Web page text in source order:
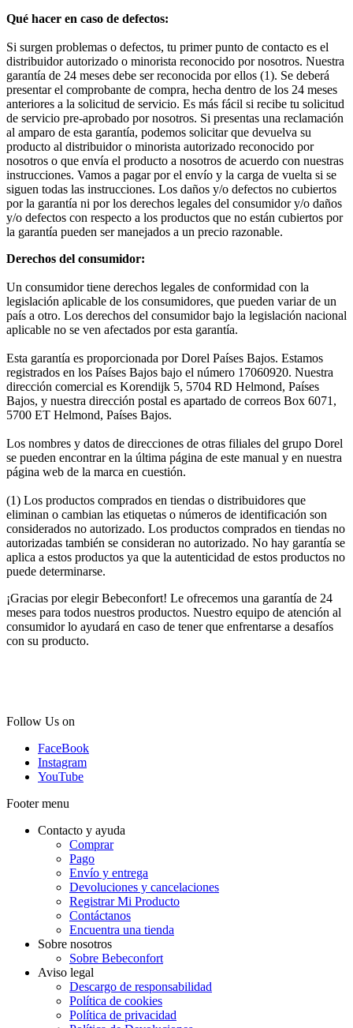
Qué hacer en caso de defectos:
Si surgen problemas o defectos, tu primer punto de contacto es el
distribuidor autorizado o minorista reconocido por nosotros. Nuestra
garantía de 24 meses debe ser reconocida por ellos (1). Se deberá
presentar el comprobante de compra, hecha dentro de los 24 meses
anteriores a la solicitud de servicio. Es más fácil si recibe tu solicitud
de servicio pre-aprobado por nosotros. Si presentas una reclamación
al amparo de esta garantía, podemos solicitar que devuelva su
producto al distribuidor o minorista autorizado reconocido por
nosotros o que envía el producto a nosotros de acuerdo con nuestras
instrucciones. Vamos a pagar por el envío y la carga de vuelta si se
siguen todas las instrucciones. Los daños y/o defectos no cubiertos
por la garantía ni por los derechos legales del consumidor y/o daños
y/o defectos con respecto a los productos que no están cubiertos por
la garantía pueden ser manejados a un precio razonable.
Derechos del consumidor:
Un consumidor tiene derechos legales de conformidad con la
legislación aplicable de los consumidores, que pueden variar de un
país a otro. Los derechos del consumidor bajo la legislación nacional
aplicable no se ven afectados por esta garantía.
Esta garantía es proporcionada por Dorel Países Bajos. Estamos
registrados en los Países Bajos bajo el número 17060920. Nuestra
dirección comercial es Korendijk 5, 5704 RD Helmond, Países
Bajos, y nuestra dirección postal es apartado de correos Box 6071,
5700 ET Helmond, Países Bajos.
Los nombres y datos de direcciones de otras filiales del grupo Dorel
se pueden encontrar en la última página de este manual y en nuestra
página web de la marca en cuestión.
(1) Los productos comprados en tiendas o distribuidores que
eliminan o cambian las etiquetas o números de identificación son
considerados no autorizado. Los productos comprados en tiendas no
autorizadas también se consideran no autorizado. No hay garantía se
aplica a estos productos ya que la autenticidad de estos productos no
puede determinarse.
¡Gracias por elegir Bebeconfort! Le ofrecemos una garantía de 24
meses para todos nuestros productos. Nuestro equipo de atención al
consumidor lo ayudará en caso de tener que enfrentarse a desafíos
con su producto.
Follow Us on
FaceBook
Instagram
YouTube
Footer menu
Contacto y ayuda
Comprar
Pago
Envío y entrega
Devoluciones y cancelaciones
Registrar Mi Producto
Contáctanos
Encuentra una tienda
Sobre nosotros
Sobre Bebeconfort
Aviso legal
Descargo de responsabilidad
Política de cookies
Política de privacidad